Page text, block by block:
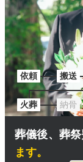
依頼 搬送
火葬 納骨
葬儀後、 葬
ます。